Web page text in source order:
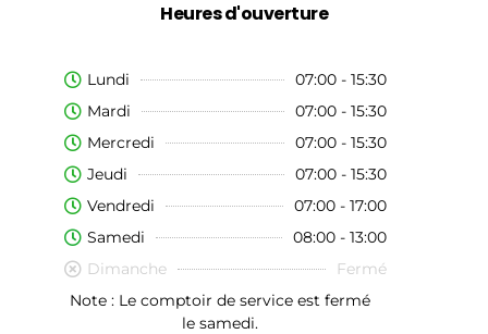
Heures d'ouverture
Lundi
07:00 - 15:30
Mardi
07:00 - 15:30
Mercredi
07:00 - 15:30
Jeudi
07:00 - 15:30
Vendredi
07:00 - 17:00
Samedi
08:00 - 13:00
Dimanche
Fermé
Note : Le comptoir de service est fermé
le samedi.